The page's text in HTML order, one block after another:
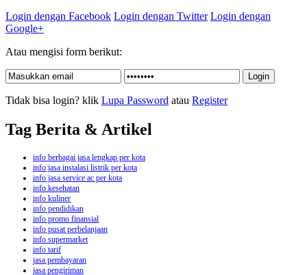
Login dengan Facebook Login dengan Twitter Login dengan
Google+
Atau mengisi form berikut:
Tidak bisa login? klik Lupa Password atau Register
Tag Berita & Artikel
info berbagai jasa lengkap per kota
info jasa instalasi listrik per kota
info jasa service ac per kota
info kesehatan
info kuliner
info pendidikan
info promo finansial
info pusat perbelanjaan
info supermarket
info tarif
jasa pembayaran
jasa pengiriman